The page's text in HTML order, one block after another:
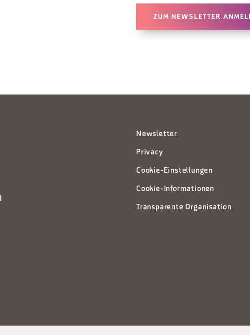
ZUM NEWSLETTER
Newsletter
Privacy
Cookie-Einstellungen
Cookie-Informationen
Transparente Organisation